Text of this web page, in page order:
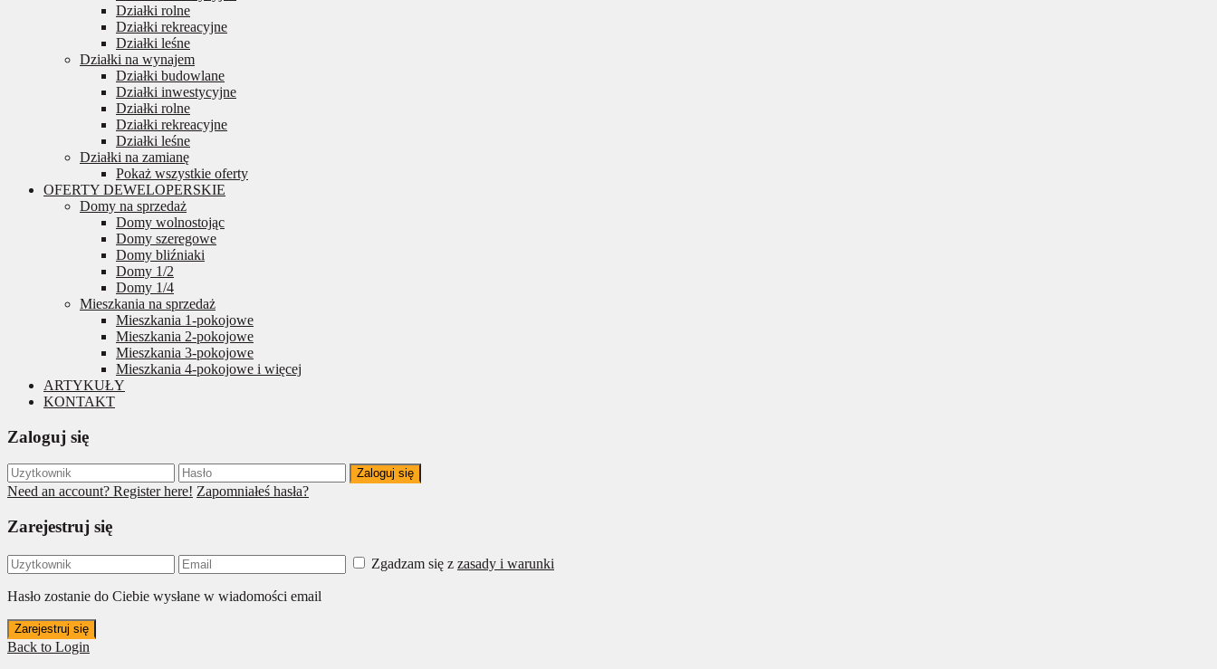
Działki rolne
Działki rekreacyjne
Działki leśne
Działki na wynajem
Działki budowlane
Działki inwestycyjne
Działki rolne
Działki rekreacyjne
Działki leśne
Działki na zamianę
Pokaż wszystkie oferty
OFERTY DEWELOPERSKIE
Domy na sprzedaż
Domy wolnostojąc
Domy szeregowe
Domy bliźniaki
Domy 1/2
Domy 1/4
Mieszkania na sprzedaż
Mieszkania 1-pokojowe
Mieszkania 2-pokojowe
Mieszkania 3-pokojowe
Mieszkania 4-pokojowe i więcej
ARTYKUŁY
KONTAKT
Zaloguj się
Zaloguj się
Need an account? Register here! Zapomniałeś hasła?
Zarejestruj się
Zgadzam się z zasady i warunki
Hasło zostanie do Ciebie wysłane w wiadomości email
Zarejestruj się
Back to Login